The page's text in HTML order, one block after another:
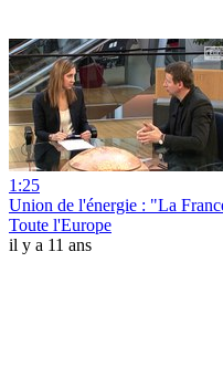
1:25
Union de l'énergie : "La
Toute l'Europe
il y a 11 ans